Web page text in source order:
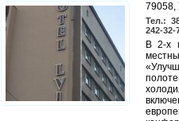
79058,
Тел.:
242-32-
В 2-х